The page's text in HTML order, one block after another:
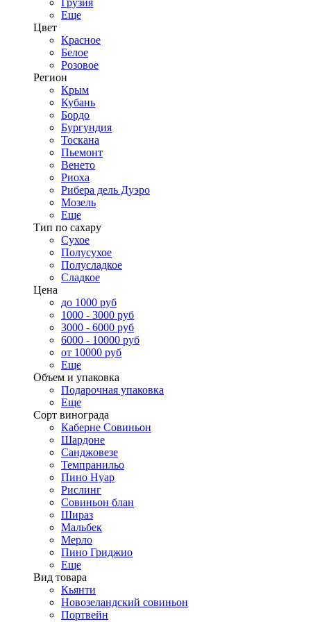
Грузия
Еще
Цвет
Красное
Белое
Розовое
Регион
Крым
Кубань
Бордо
Бургундия
Тоскана
Пьемонт
Венето
Риоха
Рибера дель Дуэро
Мозель
Еще
Тип по сахару
Сухое
Полусухое
Полусладкое
Сладкое
Цена
до 1000 руб
1000 - 3000 руб
3000 - 6000 руб
6000 - 10000 руб
от 10000 руб
Еще
Объем и упаковка
Подарочная упаковка
Еще
Сорт винограда
Каберне Совиньон
Шардоне
Санджовезе
Темпранильо
Пино Нуар
Рислинг
Совиньон блан
Шираз
Мальбек
Мерло
Пино Гриджио
Еще
Вид товара
Кьянти
Новозеландский совиньон
Портвейн